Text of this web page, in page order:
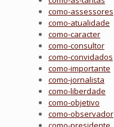
como-assessores
como-atualidade
como-caracter
como-consultor
como-convidados
como-importante
como-jornalista
como-liberdade
como-objetivo
como-observador